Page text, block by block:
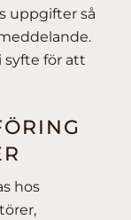
uppgifter så
syfte för att
hos